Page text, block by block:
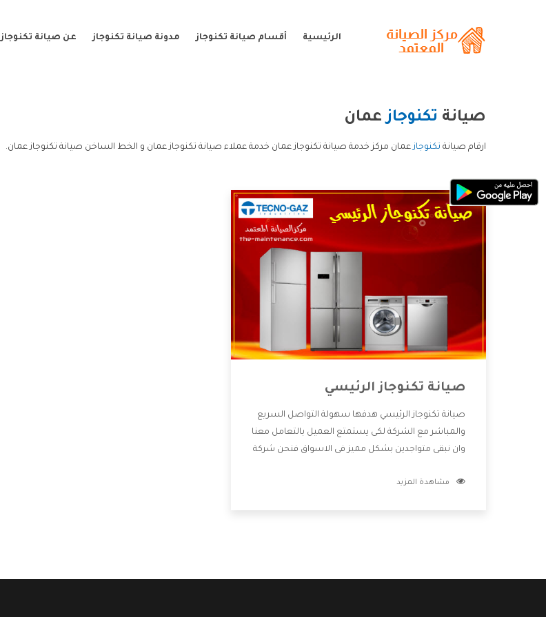
الرئيسية أقسام صيانة تكنوجاز مدونة صيانة تكنوجاز عن صيانة تكنوجاز
صيانة تكنوجازعمان
ارقام صيانة تكنوجازعمان مركز خدمة صيانة تكنوجاز عمان خدمة عملاء صيانة تكنوجاز عمان و الخط الساخن صيانة تكنوجاز عمان.
صيانة تكنوجاز الرئيسي
صيانة تكنوجاز الرئيسي هدفها سهولة التواصل السريع
والمباشر مع الشركة لكى يستمتع العميل بالتعامل معنا
وان نبقى متواجدين بشكل مميز فى الاسواق فنحن شركة
بالخدمات التى تنفرد الشركة بها والتى تكون منها خدمة
مشاهدة المزيد